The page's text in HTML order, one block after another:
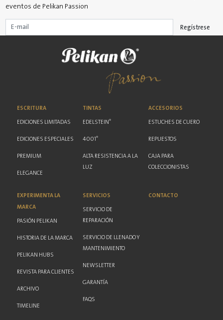
eventos de Pelikan Passion
Regístrese
ESCRITURA
EDICIONES LIMITADAS
EDICIONES ESPECIALES
PREMIUM
ELEGANCE
TINTAS
EDELSTEIN®
4001®
ALTA RESISTENCIA A LA
LUZ
ACCESORIOS
ESTUCHES DE CUERO
REPUESTOS
CAJA PARA
COLECCIONISTAS
EXPERIMENTA LA
MARCA
PASIÓN PELIKAN
HISTORIA DE LA MARCA
PELIKAN HUBS
REVISTA PARA CLIENTES
ARCHIVO
TIMELINE
SERVICIOS
SERVICIO DE
REPARACIÓN
SERVICIO DE LLENADO Y
MANTENIMIENTO
NEWSLETTER
GARANTÍA
FAQS
CONTACTO